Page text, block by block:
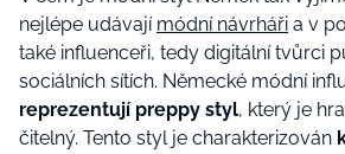
nejlépe udávají módní návrháři a v
také influenceři, tedy digitální tvůrci
sociálních sítích. Německé módní
reprezentují preppy styl, který je
čitelný. Tento styl je charakterizován